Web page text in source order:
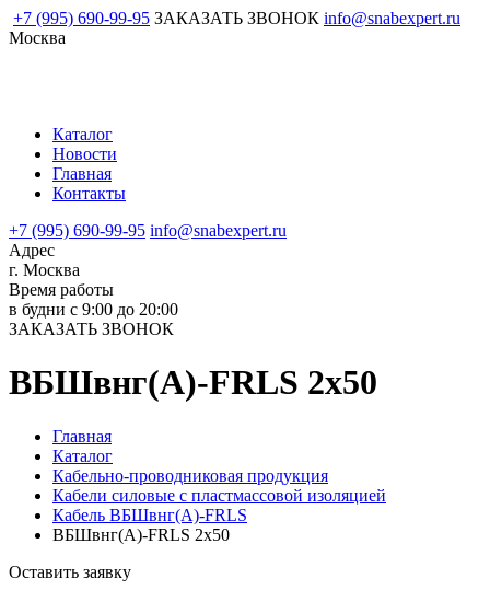
+7 (995) 690-99-95 ЗАКАЗАТЬ ЗВОНОК info@snabexpert.ru
Москва
Каталог
Новости
Главная
Контакты
+7 (995) 690-99-95 info@snabexpert.ru
Адрес
г. Москва
Время работы
в будни с 9:00 до 20:00
ЗАКАЗАТЬ ЗВОНОК
ВБШвнг(А)-FRLS 2х50
Главная
Каталог
Кабельно-проводниковая продукция
Кабели силовые с пластмассовой изоляцией
Кабель ВБШвнг(А)-FRLS
ВБШвнг(А)-FRLS 2х50
Оставить заявку